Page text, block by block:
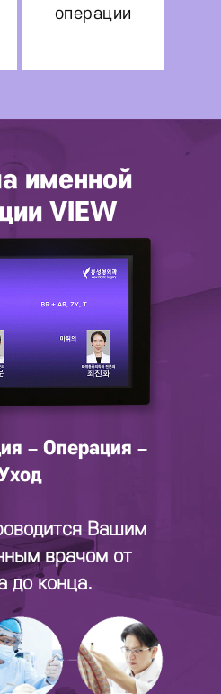
операции
именной
VIEW
– Операция –
Вашим
врачом от
до конца.